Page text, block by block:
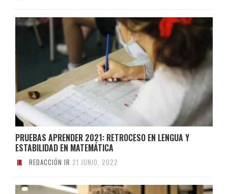
PRUEBAS APRENDER 2021: RETROCESO EN LENGUA Y
ESTABILIDAD EN MATEMÁTICA
REDACCIÓN IR 21 JUNIO, 2022